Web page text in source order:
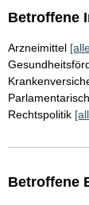
Betroffene
Arzneimittel
Rechtspolitik
Betroffene